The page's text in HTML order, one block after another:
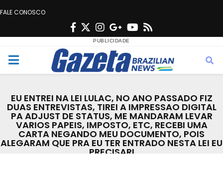
FALE CONOSCO
F
c
e
o
o
k
T
w
i
t
e
r
n
s
t
g
r
a
m
G
o
o
g
e
Y
u
t
b
e
s
M
n
u
EU ENTREI NA LEI LULAC, NO ANO PASSADO FIZ
DUAS ENTREVISTAS, TIREI A IMPRESSAO DIGITAL
PA ADJUST DE STATUS, ME MANDARAM LEVAR
VARIOS PAPEIS, IMPOSTO, ETC, RECEBI UMA
CARTA NEGANDO MEU DOCUMENTO, POIS
ALEGARAM QUE PRA EU TER ENTRADO NESTA LEI EU
PRECISARI